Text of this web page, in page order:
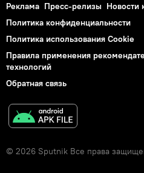
Реклама Пресс-релизы Новости
Политика конфиденциальности
Политика использования Cookie
Правила применения
технологий
Обратная связь
© 2026 Sputnik Все права